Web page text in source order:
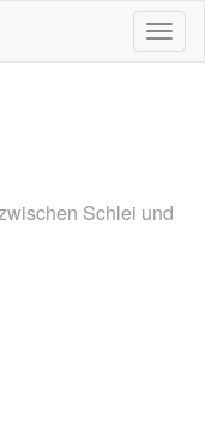
ein-/
Schlei und